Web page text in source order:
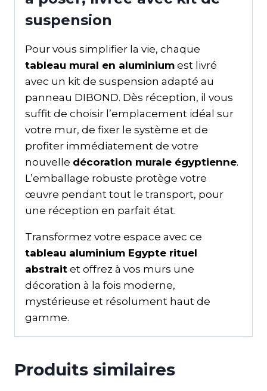
suspension
Pour vous simplifier la vie, chaque
tableau mural en aluminium est livré
avec un kit de suspension adapté au
panneau DIBOND. Dès réception, il vous
suffit de choisir l’emplacement idéal sur
votre mur, de fixer le système et de
profiter immédiatement de votre
nouvelle décoration murale égyptienne.
L’emballage robuste protège votre
œuvre pendant tout le transport, pour
une réception en parfait état.
Transformez votre espace avec ce
tableau aluminium Egypte rituel
abstrait et offrez à vos murs une
décoration à la fois moderne,
mystérieuse et résolument haut de
gamme.
Produits similaires